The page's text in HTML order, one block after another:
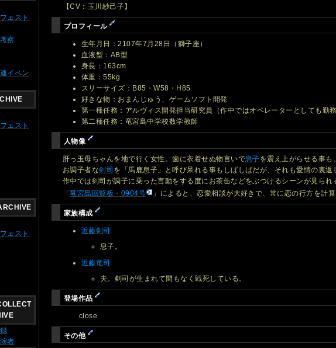
【CV：玉川紗己子】
プロフィール
生年月日：2107年7月28日（獅子座）
血液型：AB型
身長：163cm
体重：55kg
スリーサイズ：B85・W58・H85
好きな物：おまんじゅう、ゲームソフト開発
第一種任務：アルヴィス開発担当研究員（作中ではオペレーターとしても勤
第二種任務：竜宮島中学校数学教師
人物像
肝っ玉母ちゃんを地で行く女性。歯に衣着せぬ物言いで息子を震え上がらせる事も
お調子者な剣司 を「馬鹿息子」と呼び呆れる事もしばしばだが、それも愛情の裏返
作中では剣司が調子に乗った言動をする度にお茶缶などをぶつけるシーンが見られ
「竜宮島回覧板・0904号 」によると、恋愛相談が大好きで、常に恋の行方を計
家族構成
近藤剣司
息子。
近藤竜司
夫。剣司が生まれて間もなく戦死している。
登場作品
close
その他
フェスト
察
イベン
フェスト
フェスト
者